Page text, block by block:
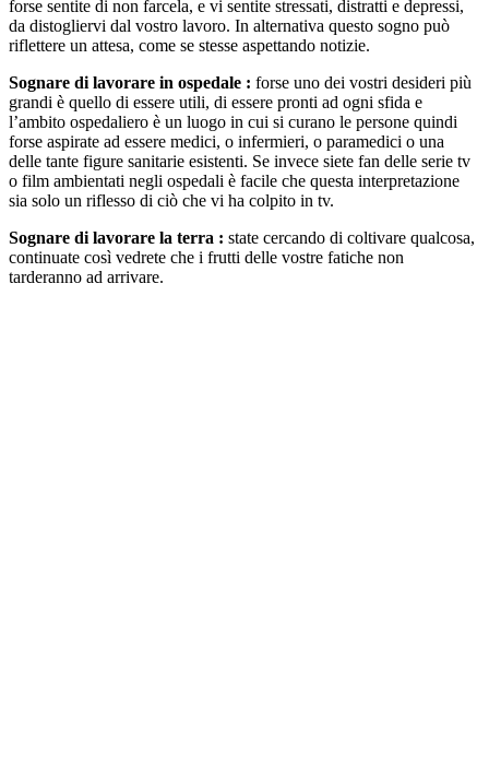
forse sentite di non farcela, e vi sentite stressati, distratti e depressi,
da distogliervi dal vostro lavoro. In alternativa questo sogno può
riflettere un attesa, come se stesse aspettando notizie.
Sognare di lavorare in ospedale : forse uno dei vostri desideri più
grandi è quello di essere utili, di essere pronti ad ogni sfida e
l’ambito ospedaliero è un luogo in cui si curano le persone quindi
forse aspirate ad essere medici, o infermieri, o paramedici o una
delle tante figure sanitarie esistenti. Se invece siete fan delle serie tv
o film ambientati negli ospedali è facile che questa interpretazione
sia solo un riflesso di ciò che vi ha colpito in tv.
Sognare di lavorare la terra : state cercando di coltivare qualcosa,
continuate così vedrete che i frutti delle vostre fatiche non
tarderanno ad arrivare.